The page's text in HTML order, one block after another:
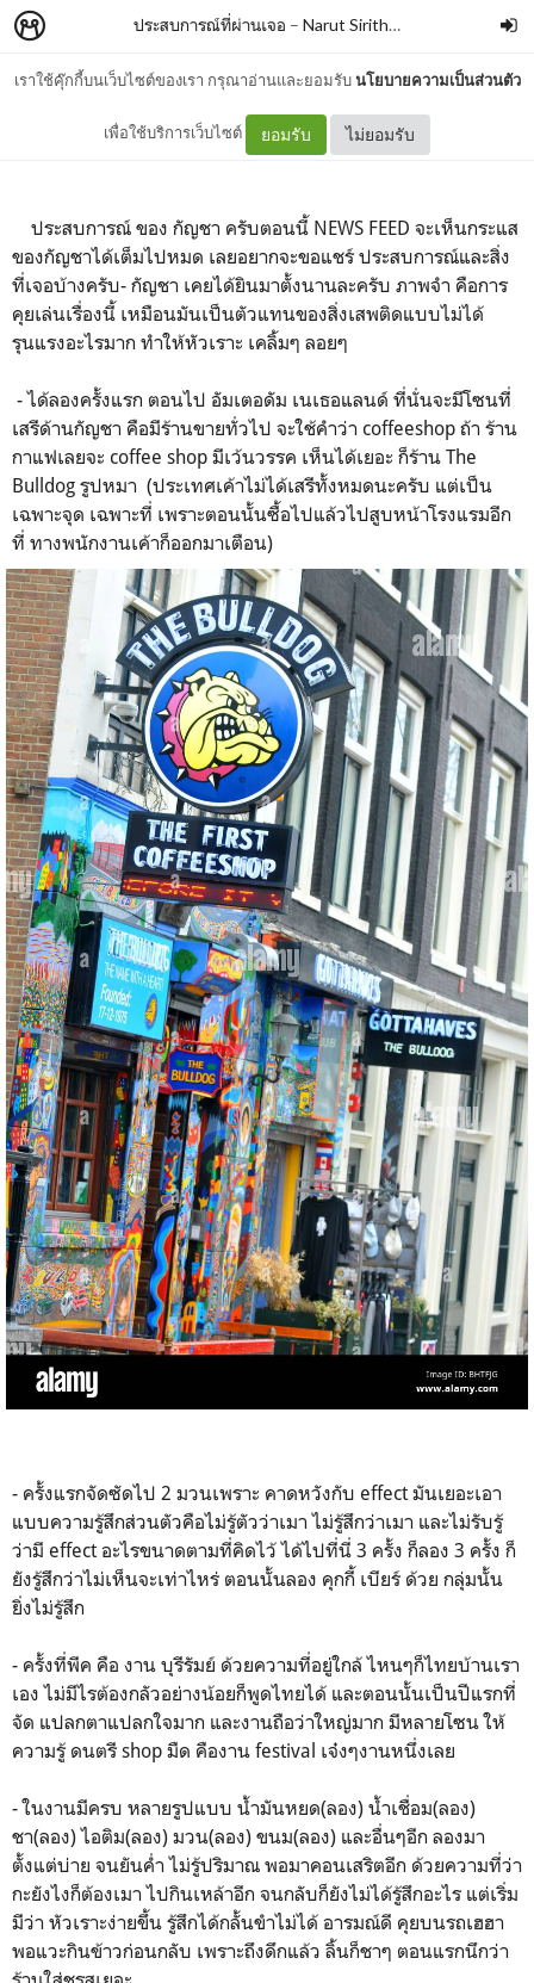
เราใช้คุ๊กกี้บนเว็บไซต์ของเรา กรุณาอ่านและยอมรับนโยบายความเป็นส่วนตัว
เพื่อใช้บริการเว็บไซต์ ยอมรับ ไม่ยอมรับ
ประสบการณ์ที่ผ่านเจอ – Narut Sirithip
กัญชา ที่เคยลอง
ประสบการณ์ ของ กัญชา ครับตอนนี้ NEWS FEED จะเห็นกระแส
ของกัญชาได้เต็มไปหมด เลยอยากจะขอแชร์ ประสบการณ์และสิ่ง
ที่เจอบ้างครับ- กัญชา เคยได้ยินมาตั้งนานละครับ ภาพจำ คือการ
คุยเล่นเรื่องนี้ เหมือนมันเป็นตัวแทนของสิ่งเสพติดแบบไม่ได้
รุนแรงอะไรมาก ทำให้หัวเราะ เคลิ้มๆ ลอยๆ
- ได้ลองครั้งแรก ตอนไป อัมเตอดัม เนเธอแลนด์ ที่นั่นจะมีโซนที่
เสรีด้านกัญชา คือมีร้านขายทั่วไป จะใช้คำว่า coffeeshop ถ้า ร้าน
กาแฟเลยจะ coffee shop มีเว้นวรรค เห็นได้เยอะ ก็ร้าน The
Bulldog รูปหมา (ประเทศเค้าไม่ได้เสรีทั้งหมดนะครับ แต่เป็น
เฉพาะจุด เฉพาะที่ เพราะตอนนั้นซื้อไปแล้วไปสูบหน้าโรงแรมอีก
ที่ ทางพนักงานเค้าก็ออกมาเตือน)
- ครั้งแรกจัดซัดไป 2 มวนเพราะ คาดหวังกับ effect มันเยอะเอา
แบบความรู้สึกส่วนตัวคือไม่รู้ตัวว่าเมา ไม่รู้สึกว่าเมา และไม่รับรู้
ว่ามี effect อะไรขนาดตามที่คิดไว้ ได้ไปที่นี่ 3 ครั้ง ก็ลอง 3 ครั้ง ก็
ยังรู้สึกว่าไม่เห็นจะเท่าไหร่ ตอนนั้นลอง คุกกี้ เบียร์ ด้วย กลุ่มนั้น
ยิ่งไม่รู้สึก
- ครั้งที่พีค คือ งาน บุรีรัมย์ ด้วยความที่อยู่ใกล้ ไหนๆก็ไทยบ้านเรา
เอง ไม่มีไรต้องกลัวอย่างน้อยก็พูดไทยได้ และตอนนั้นเป็นปีแรกที่
จัด แปลกตาแปลกใจมาก และงานถือว่าใหญ่มาก มีหลายโซน ให้
ความรู้ ดนตรี shop มืด คืองาน festival เจ๋งๆงานหนึ่งเลย
- ในงานมีครบ หลายรูปแบบ น้ำมันหยด(ลอง) น้ำเชื่อม(ลอง)
ชา(ลอง) ไอติม(ลอง) มวน(ลอง) ขนม(ลอง) และอื่นๆอีก ลองมา
ตั้งแต่บ่าย จนยันค่ำ ไม่รู้ปริมาณ พอมาคอนเสริตอีก ด้วยความที่ว่า
กะยังไงก็ต้องเมา ไปกินเหล้าอีก จนกลับก็ยังไม่ได้รู้สึกอะไร แต่เริ่ม
มีว่า หัวเราะง่ายขึ้น รู้สึกได้กลั้นขำไม่ได้ อารมณ์ดี คุยบนรถเฮฮา
พอแวะกินข้าวก่อนกลับ เพราะถึงดึกแล้ว ลิ้นก็ชาๆ ตอนแรกนึกว่า